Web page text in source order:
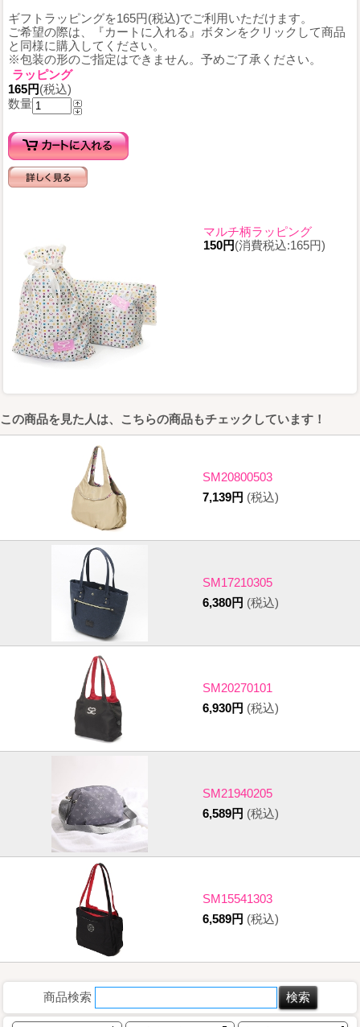
ギフトラッピングを165円(税込)でご利用いただけます。
ご希望の際は、『カートに入れる』ボタンをクリックして商品
と同様に購入してください。
※包装の形のご指定はできません。予めご了承ください。
ラッピング
165円(税込)
数量
マルチ柄ラッピング
150円(消費税込:165円)
この商品を見た人は、こちらの商品もチェックしています！
SM20800503
7,139円 (税込)
SM17210305
6,380円 (税込)
SM20270101
6,930円 (税込)
SM21940205
6,589円 (税込)
SM15541303
6,589円 (税込)
商品検索